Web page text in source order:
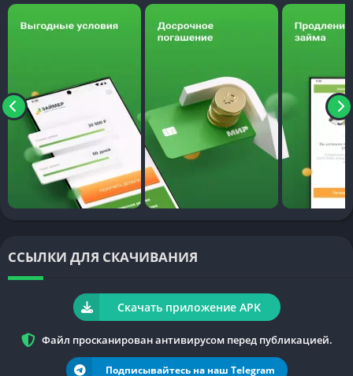
сумма, просто-напросто случаются. Робот Займер
отрабатывает с полной отдачей: программа
ночь или буднее утро, рассчитывает подходящее
обременение для человека и быстро подкрепляет договор
переводом.
Если для оформления первой заявки не критично, останется
клиент на сайте займер.ру или перейдет на мобильную
площадку, то уже после одобрения займа отслеживать
платежи и отчеты удобнее с приложения. Тем более можно
пропустить дату оплаты или выгодную акцию.
Бесплатно приложение устанавливается на любое Андроид-
устройство: загружайте APK по ссылке ниже,
регистрируйтесь и оформляйте первую заявку через бот. Не
пройдет и пяти минут с заполнения личных данных, как уже
можно будет ознакомиться с решением и – чаще всего –
ССЫЛКИ ДЛЯ СКАЧИВАНИЯ
Скачать приложение APK
Файл просканирован антивирусом перед публикацией.
Подписывайтесь на наш Telegram